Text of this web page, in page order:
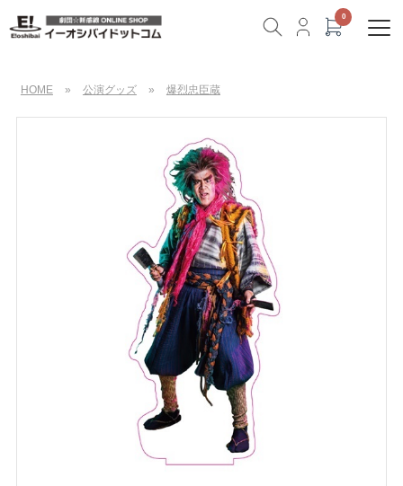
HOME » 公演グッズ » 爆烈忠臣蔵